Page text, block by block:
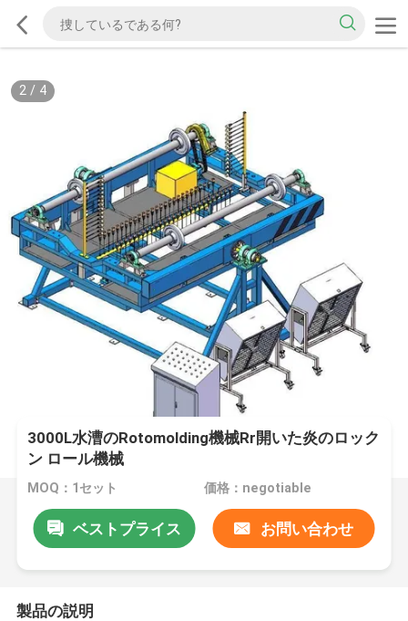
2/ 4
3000L水漕のRotomolding機械Rr開いた炎のロック
ン ロール機械
MOQ：1セット 価格：negotiable
ベストプライス お問い合わせ
製品の説明